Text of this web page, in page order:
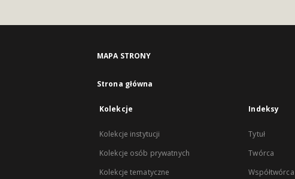
MAPA STRONY
Strona główna
Kolekcje
Kolekcje instytucji
Kolekcje osób prywatnych
Kolekcje tematyczne
Indeksy
Tytuł
Twórca
Współtwórca